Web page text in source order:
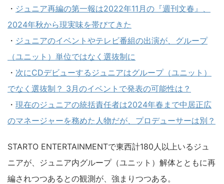
・ ジュニア再編の第一報は2022年11月の『週刊文春』、
2024年秋から現実味を帯びてきた
・ ジュニアのイベントやテレビ番組の出演が、グループ
（ユニット）単位ではなく選抜制に
・ 次にCDデビューするジュニアはグループ（ユニット）
でなく選抜制？ 3月のイベントで発表の可能性は？
・ 現在のジュニアの統括責任者は2024年春まで中居正広
のマネージャーを務めた人物だが、プロデューサーは別？
STARTO ENTERTAINMENTで東西計180人以上いるジュ
ニアが、ジュニア内グループ（ユニット）解体とともに再
編されつつあるとの観測が、強まりつつある。